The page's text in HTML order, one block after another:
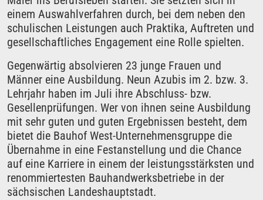
einem Auswahlverfahren durch, bei dem neben den
schulischen Leistungen auch Praktika, Auftreten und
gesellschaftliches Engagement eine Rolle spielten.
Gegenwärtig absolvieren 23 junge Frauen und
Männer eine Ausbildung. Neun Azubis im 2. bzw. 3.
Lehrjahr haben im Juli ihre Abschluss- bzw.
Gesellenprüfungen. Wer von ihnen seine Ausbildung
mit sehr guten und guten Ergebnissen besteht, dem
bietet die Bauhof West-Unternehmensgruppe die
Übernahme in eine Festanstellung und die Chance
auf eine Karriere in einem der leistungsstärksten und
renommiertesten Bauhandwerksbetriebe in der
sächsischen Landeshauptstadt.